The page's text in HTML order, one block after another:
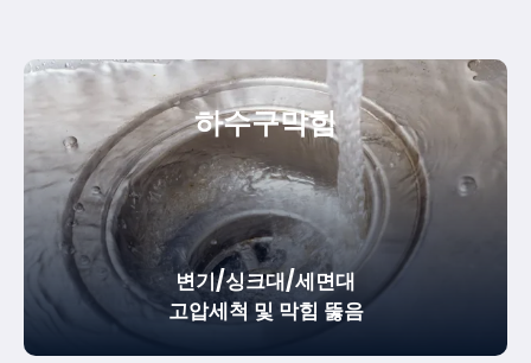
하수구막힘
변기/싱크대/세면대
고압세척 및 막힘 뚫음